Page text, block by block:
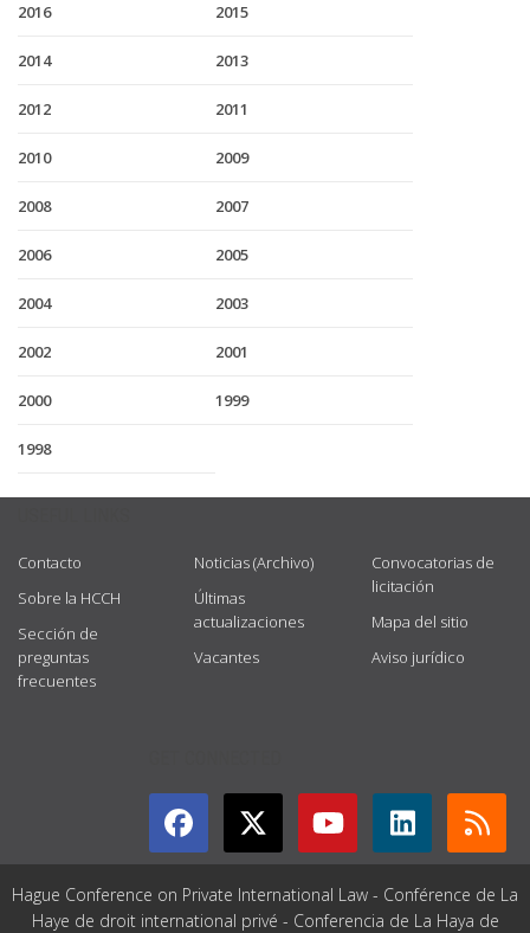
2016 2015
2014 2013
2012 2011
2010 2009
2008 2007
2006 2005
2004 2003
2002 2001
2000 1999
1998
Contacto
Sobre la HCCH
Sección de
preguntas
frecuentes
Noticias (Archivo)
Últimas
actualizaciones
Vacantes
Convocatorias de
licitación
Mapa del sitio
Aviso jurídico
Hague Conference on Private International Law - Conférence de La
Haye de droit international privé - Conferencia de La Haya de